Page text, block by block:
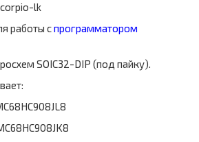
lk
работы спрограмматором
SOIC32-DIP (под пайку).